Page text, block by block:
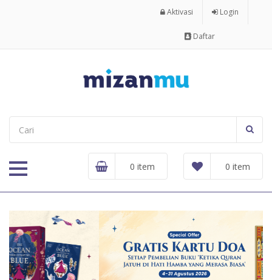
Aktivasi Login
Daftar
0 item
0 item